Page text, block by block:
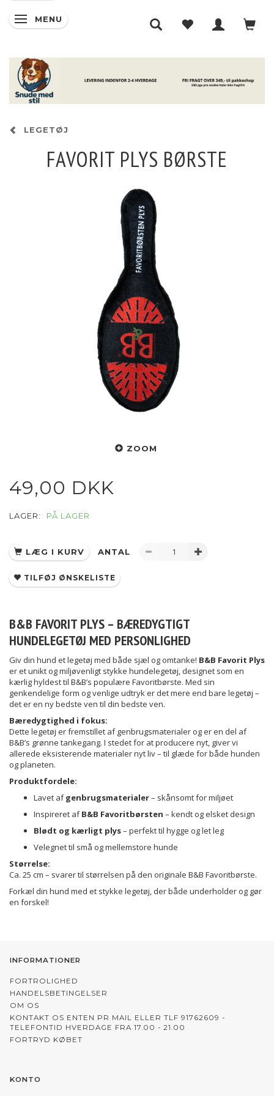
SKIFTE NAVIGATION
MENU
LEGETØJ
FAVORIT PLYS BØRSTE
ZOOM
49,00 DKK
LAGER: PÅ LAGER
LÆG I KURV ANTAL
TILFØJ ØNSKELISTE
B&B FAVORIT PLYS – BÆREDYGTIGT
HUNDELEGETØJ MED PERSONLIGHED
Giv din hund et legetøj med både sjæl og omtanke! B&B Favorit Plys
er et unikt og miljøvenligt stykke hundelegetøj, designet som en
kærlig hyldest til B&B’s populære Favoritbørste. Med sin
genkendelige form og venlige udtryk er det mere end bare legetøj –
det er en ny bedste ven til din bedste ven.
Bæredygtighed i fokus:
Dette legetøj er fremstillet af genbrugsmaterialer og er en del af
B&B’s grønne tankegang. I stedet for at producere nyt, giver vi
allerede eksisterende materialer nyt liv – til glæde for både hunden
og planeten.
Produktfordele:
Lavet afgenbrugsmaterialer– skånsomt for miljøet
Inspireret afB&B Favoritbørsten – kendt og elsket design
Blødt og kærligt plys– perfekt til hygge og let leg
Velegnet til små og mellemstore hunde
Størrelse:
Ca. 25 cm – svarer til størrelsen på den originale B&B Favoritbørste.
Forkæl din hund med et stykke legetøj, der både underholder og gør
en forskel!
INFORMATIONER
FORTROLIGHED
HANDELSBETINGELSER
OM OS
KONTAKT OS ENTEN PR MAIL ELLER TLF 91762609 -
TELEFONTID HVERDAGE FRA 17.00 - 21.00
FORTRYD KØBET
KONTO